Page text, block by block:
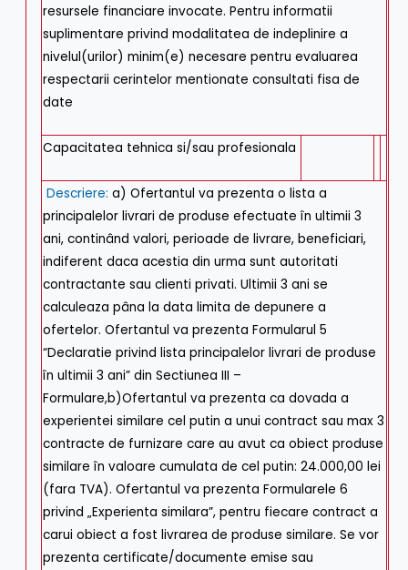
resursele financiare invocate. Pentru informatii
suplimentare privind modalitatea de indeplinire a
nivelul(urilor) minim(e) necesare pentru evaluarea
respectarii cerintelor mentionate consultati fisa de
date
Capacitatea tehnica si/sau profesionala
Descriere:a) Ofertantul va prezenta o lista a
principalelor livrari de produse efectuate în ultimii 3
ani, continând valori, perioade de livrare, beneficiari,
indiferent daca acestia din urma sunt autoritati
contractante sau clienti privati. Ultimii 3 ani se
calculeaza pâna la data limita de depunere a
ofertelor. Ofertantul va prezenta Formularul 5
“Declaratie privind lista principalelor livrari de produse
în ultimii 3 ani” din Sectiunea III –
Formulare,b)Ofertantul va prezenta ca dovada a
experientei similare cel putin a unui contract sau max 3
contracte de furnizare care au avut ca obiect produse
similare în valoare cumulata de cel putin: 24.000,00 lei
(fara TVA). Ofertantul va prezenta Formularele 6
privind „Experienta similara”, pentru fiecare contract a
carui obiect a fost livrarea de produse similare. Se vor
prezenta certificate/documente emise sau